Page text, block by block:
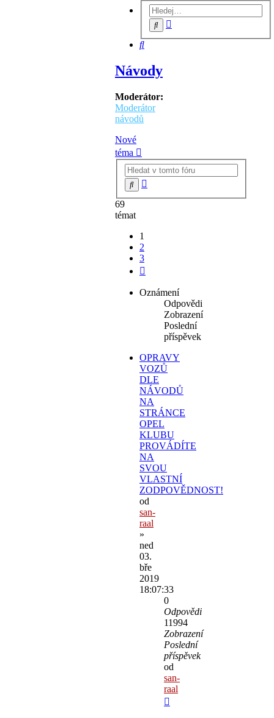
Hledat
Hledat
Návody
Moderátor:
Moderátor
návodů
Nové
téma
Hledat
69
témat
1
2
3
Oznámení
Odpovědi
Zobrazení
Poslední
příspěvek
OPRAVY
VOZŮ
DLE
NÁVODŮ
NA
STRÁNCE
OPEL
KLUBU
PROVÁDÍTE
NA
SVOU
VLASTNÍ
ZODPOVĚDNOST!
od
san-
raal
»
ned
03.
bře
2019
18:07:33
0
Odpovědi
11994
Zobrazení
Poslední
příspěvek
od
san-
raal